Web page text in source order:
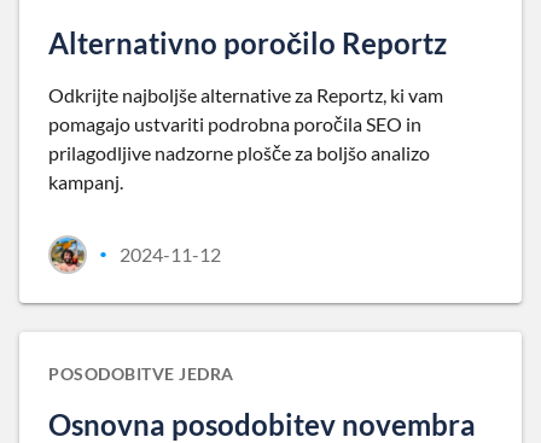
Alternativno poročilo Reportz
Odkrijte najboljše alternative za Reportz, ki vam
pomagajo ustvariti podrobna poročila SEO in
prilagodljive nadzorne plošče za boljšo analizo
kampanj.
• 2024-11-12
POSODOBITVE JEDRA
Osnovna posodobitev novembra